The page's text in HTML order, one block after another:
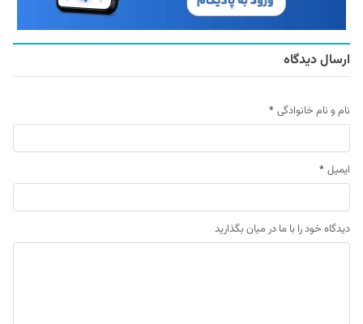
ارسال دیدگاه
نام و نام خانوادگی *
ایمیل *
دیدگاه خود را با ما در میان بگذارید